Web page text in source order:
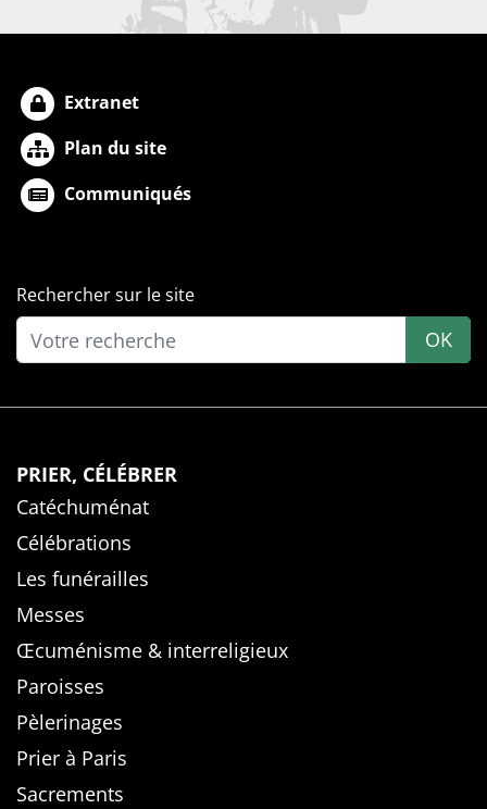
Extranet
Plan du site
Communiqués
Rechercher sur le site
OK
PRIER, CÉLÉBRER
Catéchuménat
Célébrations
Les funérailles
Messes
Œcuménisme & interreligieux
Paroisses
Pèlerinages
Prier à Paris
Sacrements